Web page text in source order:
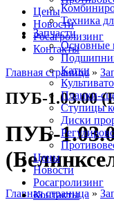
Техника
Запчасти
Основные
Катки
Планки-
Ступицы
Диски
Цены
Новости
Росагролизинг
Контакты
Цены
Новости
Росагролизинг
Контакты
Главная страница»
ПУБ-1.03.00
ПУБ-
Главная страница »